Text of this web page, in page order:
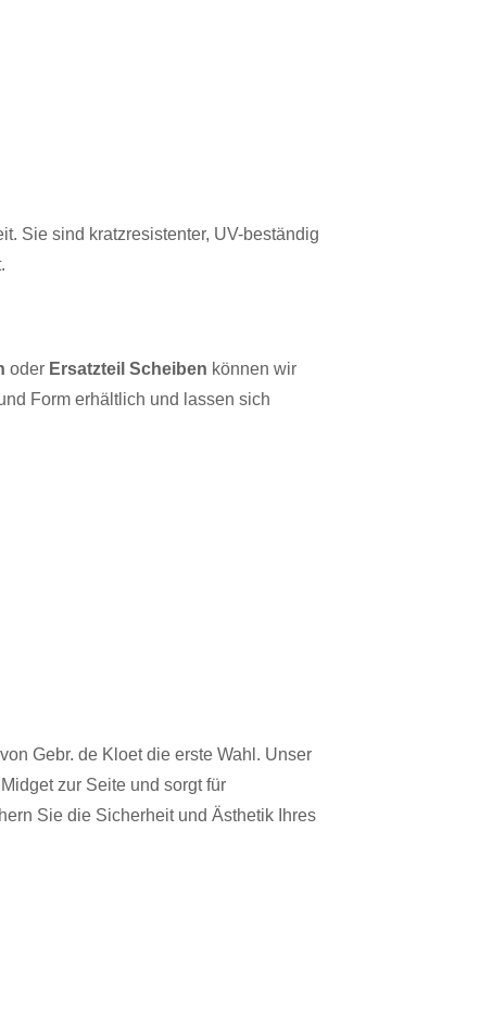
Sie sind kratzresistenter, UV-beständig
oder Ersatzteil Scheiben können wir
Form erhältlich und lassen sich
Gebr. de Kloet die erste Wahl. Unser
zur Seite und sorgt für
Sie die Sicherheit und Ästhetik Ihres